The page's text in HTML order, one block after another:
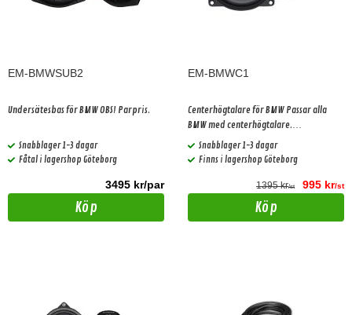
EM-BMWSUB2
Undersätesbas för BMW OBS! Parpris.
Snabblager 1-3 dagar
Fåtal i lagershop Göteborg
3495 kr/par
Köp
EM-BMWC1
Centerhögtalare för BMW Passar alla
BMW med centerhögtalare.
1st/förpackning
Snabblager 1-3 dagar
Finns i lagershop Göteborg
1395 kr/st 995 kr/st
Köp